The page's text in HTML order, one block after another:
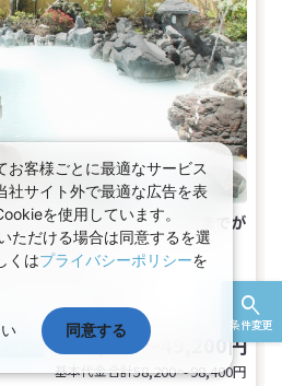
条件変更
九州 【早期申込】21日前までが
～4名1室)
トイレ 禁煙
税込 29,100～49,200円
基本代金合計58,200〜98,400円
お客様ごとに最適なサービス
社サイト外で最適な広告を表
を使用しています。
ただける場合は同意するを選
くはプライバシーポリシーを
同意する